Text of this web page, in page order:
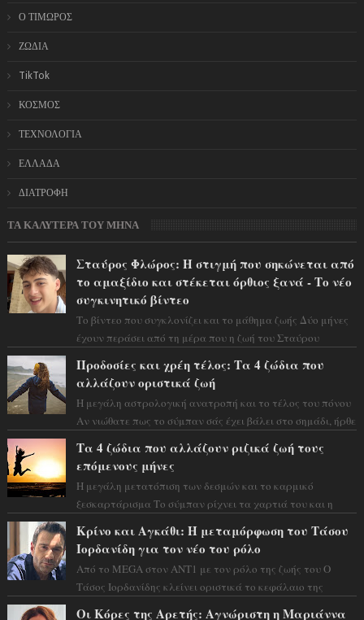
Ο ΤΙΜΩΡΟΣ
ΖΩΔΙΑ
TikTok
ΚΟΣΜΟΣ
ΤΕΧΝΟΛΟΓΙΑ
ΕΛΛΑΔΑ
ΔΙΑΤΡΟΦΗ
ΤΑ ΚΑΛΥΤΕΡΑ ΤΟΥ ΜΗΝΑ
Σταύρος Φλώρος: Η στιγμή που σηκώνεται από
το αμαξίδιο και στέκεται όρθιος ξανά - Το νέο
συγκινητικό βίντεο
Το βίντεο που συγκλονίζει και το μάθημα ζωής Δύο μήνες
έχουν περάσει από τη μέρα που η ζωή του Σταύρου
Προδοσίες και χρέη τέλος: Τα 4 ζώδια που
αλλάζουν οριστικά ζωή
Η μεγάλη αστρολογική ανατροπή και το τέλος του πόνου
Αν νιώθατε πως το σύμπαν σάς έχει βάλει στο σημάδι, ήρθε
Τα 4 ζώδια που αλλάζουν ριζικά ζωή τους
επόμενους μήνες
Η μεγάλη μετατόπιση των δεσμών και το καρμικό
ξεσκαρτάρισμα Το σύμπαν ρίχνει τα χαρτιά του και η
Κρίνο και Αγκάθι: Η μεταμόρφωση του Τάσου
Ιορδανίδη για τον νέο του ρόλο
Από το MEGA στον ΑΝΤ1 με τον ρόλο της ζωής του Ο
Τάσος Ιορδανίδης κλείνει οριστικά το κεφάλαιο της
Οι Κόρες της Αρετής: Αγνώριστη η Μαριάννα